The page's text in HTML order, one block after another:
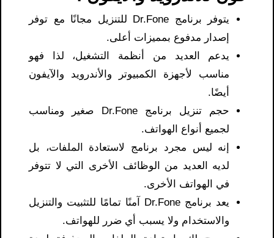
يتوفر برنامج Dr.Fone للتنزيل مجانًا مع توفر
إصدار مدفوع بمميزات أعلى.
يدعم العديد من أنظمة التشغيل، لذا فهو
مناسب لأجهزة الكمبيوتر والأندرويد والآيفون
أيضًا.
حجم تنزيل برنامج Dr.Fone صغير ومناسب
لجميع أنواع الهواتف.
إنه ليس مجرد برنامج لاستعادة الملفات، بل
لديه العديد من الوظائف الأخرى التي لا تتوفر
في الهواتف الأخرى.
يعد برنامج Dr.Fone آمنًا تمامًا للتثبيت والتنزيل
والاستخدام ولا يسبب أي ضرر للهواتف.